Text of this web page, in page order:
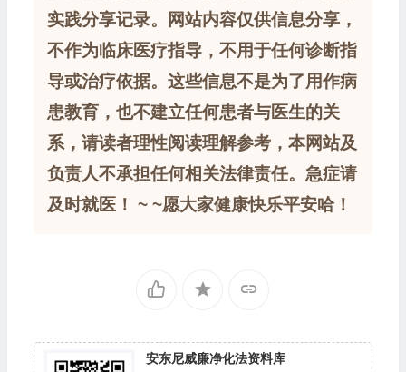
实践分享记录。网站内容仅供信息分享，
不作为临床医疗指导，不用于任何诊断指
导或治疗依据。这些信息不是为了用作病
患教育，也不建立任何患者与医生的关
系，请读者理性阅读理解参考，本网站及
负责人不承担任何相关法律责任。急症请
及时就医！ ~ ~愿大家健康快乐平安哈！
安东尼威廉净化法资料库